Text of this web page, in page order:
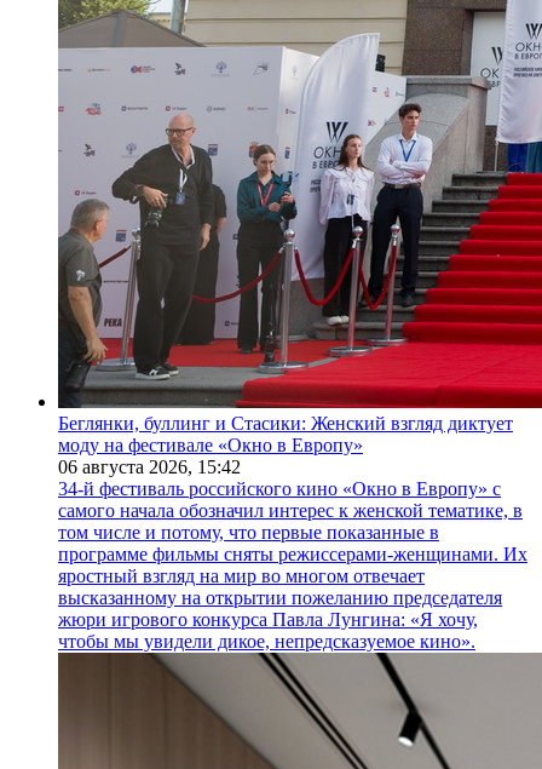
Беглянки, буллинг и Стасики: Женский взгляд диктует
моду на фестивале «Окно в Европу»
06 августа 2026, 15:42
34-й фестиваль российского кино «Окно в Европу» с
самого начала обозначил интерес к женской тематике, в
том числе и потому, что первые показанные в
программе фильмы сняты режиссерами-женщинами. Их
яростный взгляд на мир во многом отвечает
высказанному на открытии пожеланию председателя
жюри игрового конкурса Павла Лунгина: «Я хочу,
чтобы мы увидели дикое, непредсказуемое кино».